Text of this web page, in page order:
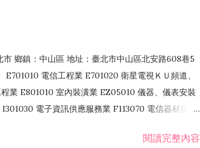
鄉鎮：中山區 地址：臺北市中山區北安路608巷5
電信工程業 E701020 衛星電視ＫＵ頻道、
業 E801010 室內裝潢業 EZ05010 儀器、儀表安裝
電子資訊供應服務業 F113070 電信器材批發
酒類輸入業
閱讀完整內容